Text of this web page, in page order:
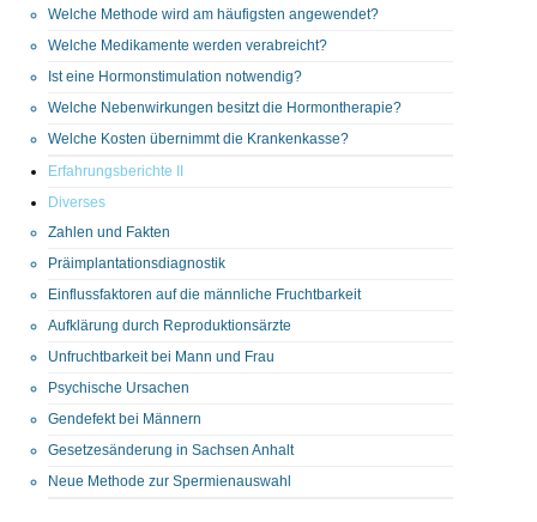
Welche Methode wird am häufigsten angewendet?
Welche Medikamente werden verabreicht?
Ist eine Hormonstimulation notwendig?
Welche Nebenwirkungen besitzt die Hormontherapie?
Welche Kosten übernimmt die Krankenkasse?
Erfahrungsberichte II
Diverses
Zahlen und Fakten
Präimplantationsdiagnostik
Einflussfaktoren auf die männliche Fruchtbarkeit
Aufklärung durch Reproduktionsärzte
Unfruchtbarkeit bei Mann und Frau
Psychische Ursachen
Gendefekt bei Männern
Gesetzesänderung in Sachsen Anhalt
Neue Methode zur Spermienauswahl